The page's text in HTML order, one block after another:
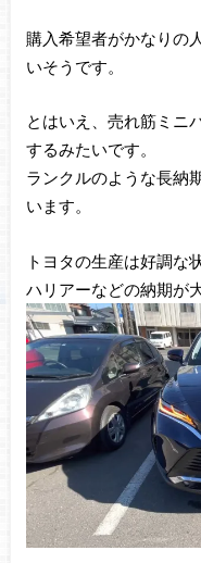
購入希望者がかなりの
いそうです。
とはいえ、売れ筋ミニ
するみたいです。
ランクルのような長納
います。
トヨタの生産は好調な
ハリアーなどの納期が